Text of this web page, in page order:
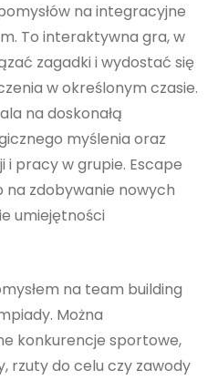
na integracyjne
To interaktywna gra, w
zagadki i wydostać się
w określonym czasie.
na doskonałą
myślenia oraz
i pracy w grupie. Escape
na zdobywanie nowych
umiejętności
na team building
Można
konkurencje sportowe,
rzuty do celu czy zawody